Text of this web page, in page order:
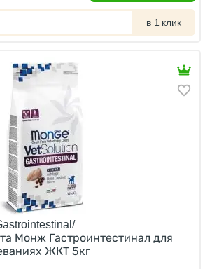
в 1 клик
Монж Гастроинтестинал для
ЖКТ 5кг